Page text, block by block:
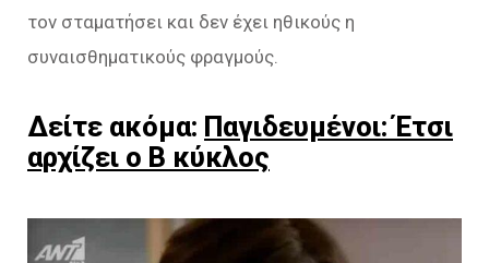
τον σταματήσει και δεν έχει ηθικούς η
συναισθηματικούς φραγμούς.
Δείτε ακόμα: Παγιδευμένοι: Έτσι
αρχίζει ο Β κύκλος